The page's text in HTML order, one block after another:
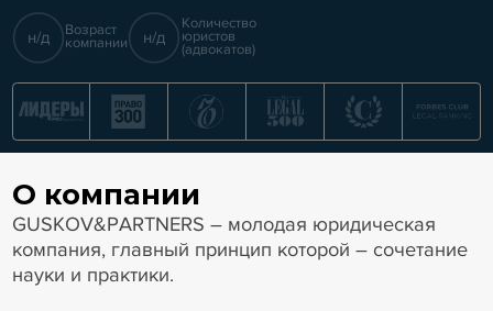
н/д Возраст
компании н/д
Количество
юристов
(адвокатов)
О компании
GUSKOV&PARTNERS – молодая юридическая
компания, главный принцип которой – сочетание
науки и практики.